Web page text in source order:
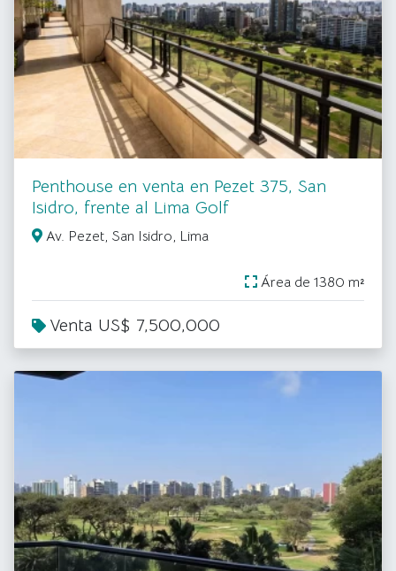
Penthouse en venta en Pezet 375, San
Isidro, frente al Lima Golf
Av. Pezet, San Isidro, Lima
Área de 1380 m²
Venta US$ 7,500,000